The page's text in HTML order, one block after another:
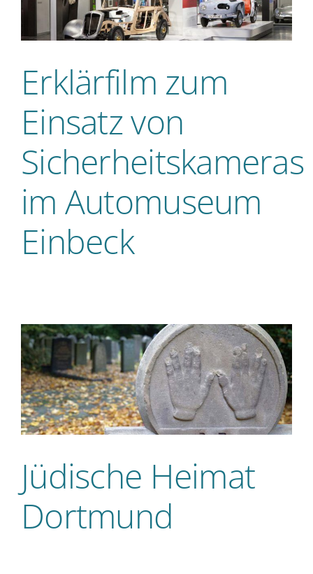
Erklärfilm zum
Einsatz von
Sicherheitskameras
im Automuseum
Einbeck
Jüdische Heimat
Dortmund